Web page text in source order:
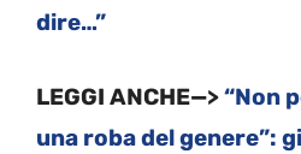
dire…”
LEGGI ANCHE—>“Non
una roba del genere”: